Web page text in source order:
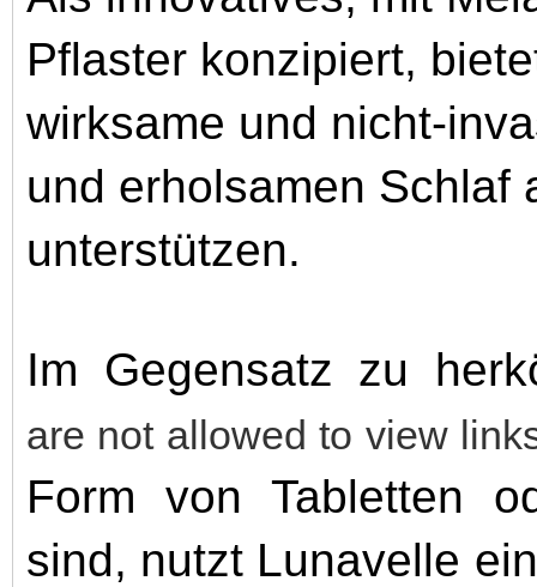
Pflaster konzipiert,
wirksame und nicht-
und erholsamen Schlaf
unterstützen.
Im Gegensatz zu
are not allowed to view
Form von Tabletten
sind, nutzt Lunavelle